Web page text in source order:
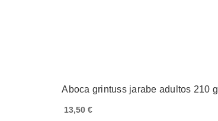
Aboca grintuss jarabe adultos 210 g
13,50 €